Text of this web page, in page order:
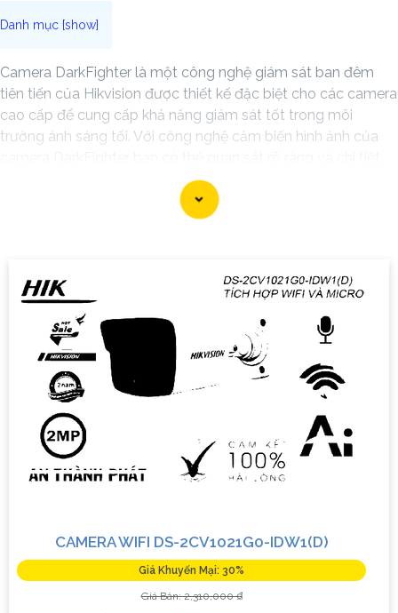
Camera DarkFighter là một công nghệ giám sát ban đêm
tiên tiến của Hikvision được thiết kế đặc biệt cho các camera
cao cấp để cung cấp khả năng giám sát tốt trong môi
trường ánh sáng tối. Với công nghệ cảm biến hình ảnh của
ngay cả trong điều kiện ánh sáng yếu. Công nghệ
DarkFighter của Hikvision cung cấp khả năng tái tạo màu
sắc chính xác và hình ảnh sắc nét, cho phép bạn nhìn rõ ràng
CAMERA WIFI DS-2CV1021G0-IDW1(D)
Giá Khuyến Mại: 30%
Giá Bán: 2,310,000 ₫